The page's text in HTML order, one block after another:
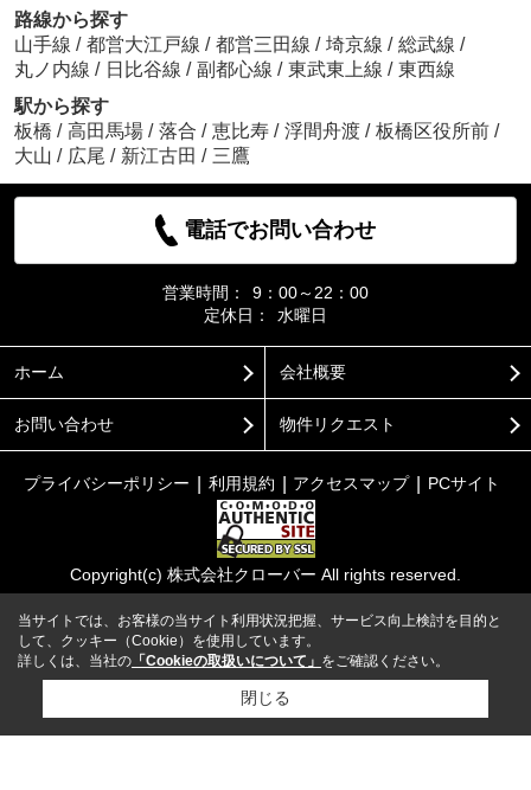
路線から探す
山手線 / 都営大江戸線 / 都営三田線 / 埼京線 / 総武線 /
丸ノ内線 / 日比谷線 / 副都心線 / 東武東上線 / 東西線
駅から探す
板橋 / 高田馬場 / 落合 / 恵比寿 / 浮間舟渡 / 板橋区役所前 /
大山 / 広尾 / 新江古田 / 三鷹
電話でお問い合わせ
営業時間：
9：00～22：00
定休日：
水曜日
ホーム 会社概要
お問い合わせ 物件リクエスト
プライバシーポリシー 利用規約 アクセスマップ PCサイト
Copyright(c) 株式会社クローバー All rights reserved.
当サイトでは、お客様の当サイト利用状況把握、サービス向上検討を目的と
して、クッキー（Cookie）を使用しています。
詳しくは、当社の 「Cookieの取扱いについて」 をご確認ください。
閉じる